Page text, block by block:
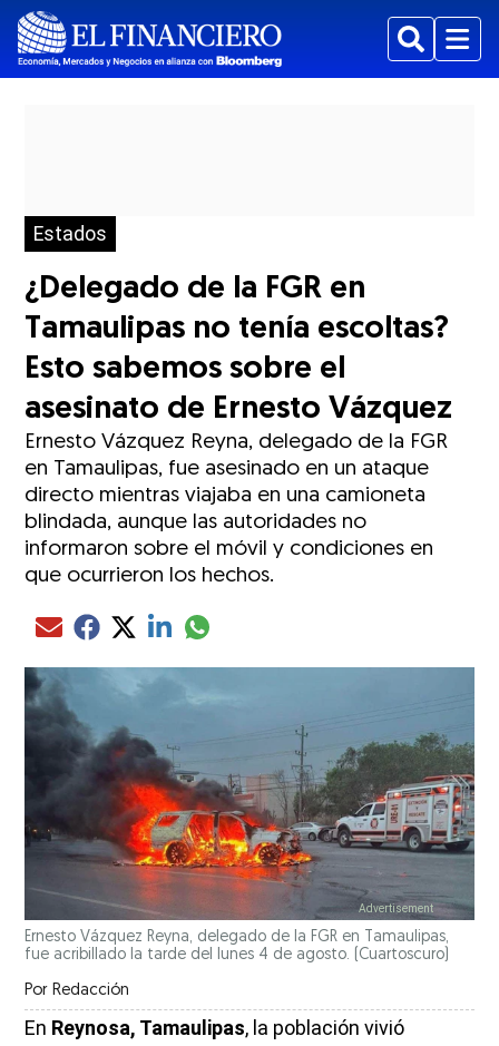
BuscarMenu
Estados
¿Delegado de la FGR en
Tamaulipas no tenía escoltas?
Esto sabemos sobre el
asesinato de Ernesto Vázquez
Ernesto Vázquez Reyna, delegado de la FGR
en Tamaulipas, fue asesinado en un ataque
directo mientras viajaba en una camioneta
blindada, aunque las autoridades no
informaron sobre el móvil y condiciones en
que ocurrieron los hechos.
Compartir el artículo actual mediante Email
Compartir el artículo actual mediante Facebook
Compartir el artículo actual mediante Twitter
Compartir el artículo actual mediante LinkedIn
Compartir el artículo actual mediante
Ernesto Vázquez Reyna, delegado de la FGR en Tamaulipas,
fue acribillado la tarde del lunes 4 de agosto. (Cuartoscuro)
Por Redacción
En Reynosa, Tamaulipas, la población vivió